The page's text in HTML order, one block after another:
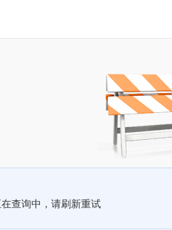
查询中，请刷新重试